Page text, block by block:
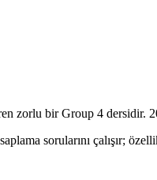
zorlu bir Group 4
sorularını çalışır;